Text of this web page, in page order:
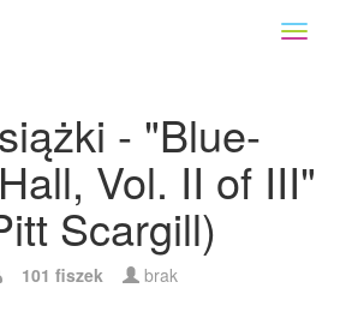
- "Blue-
Vol. II of III"
Scargill)
101 fiszek brak